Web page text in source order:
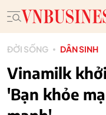
ĐỜI SỐNG DÂN SINH
Vinamilk
'Bạn khỏe